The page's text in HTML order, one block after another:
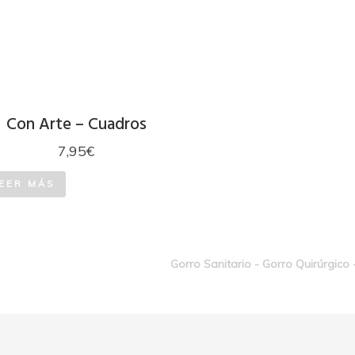
Con Arte – Cuadros
7,95€
MÁS
Gorro Sanitario - Gorro Quirúrgico